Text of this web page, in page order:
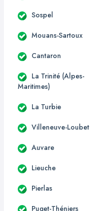
Sospel
Mouans-Sartoux
Cantaron
La Trinité (Alpes-
Maritimes)
La Turbie
Villeneuve-Loubet
Auvare
Lieuche
Pierlas
Puget-Théniers